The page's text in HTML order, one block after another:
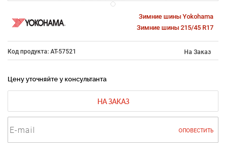
Зимние шины Yokohama
Зимние шины 215/45 R17
Код продукта: AT-57521 На Заказ
Цену уточняйте у консультанта
НА ЗАКАЗ
ОПОВЕСТИТЬ